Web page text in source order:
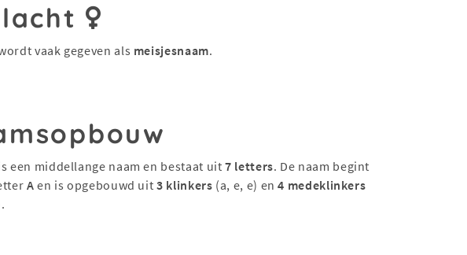
vaak gegeven als meisjesnaam.
een middellange naam en bestaat uit7 letters. De naam begint
A en is opgebouwd uit3 klinkers (a, e, e) en4 medeklinkers